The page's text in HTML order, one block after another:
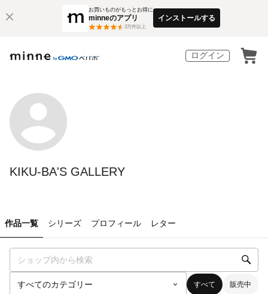
お買いものがもっとお得に
minneのアプリ
3万件以上
インストールする
ログイン
KIKU-BA'S GALLERY
作品一覧 シリーズ プロフィール レター
すべて 販売中